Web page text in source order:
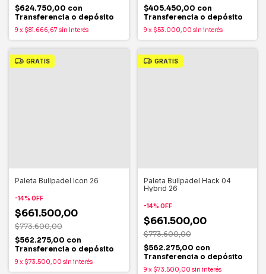
$624.750,00 con
Transferencia o depósito
9 x $81.666,67 sin interés
$405.450,00 con
Transferencia o depósito
9 x $53.000,00 sin interés
GRATIS
Paleta Bullpadel Icon 26
-14% OFF
$661.500,00
$773.600,00
$562.275,00 con
Transferencia o depósito
9 x $73.500,00 sin interés
GRATIS
Paleta Bullpadel Hack 04
Hybrid 26
-14% OFF
$661.500,00
$773.600,00
$562.275,00 con
Transferencia o depósito
9 x $73.500,00 sin interés